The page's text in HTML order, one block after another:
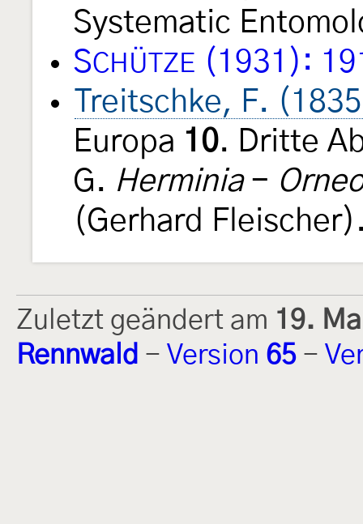
Systematic
SCHÜTZE (1931):
Treitschke, F.
Europa 10. Dritte
G. Herminia-
(Gerhard
Zuletzt geändert am 19.
Rennwald - Version 65 -